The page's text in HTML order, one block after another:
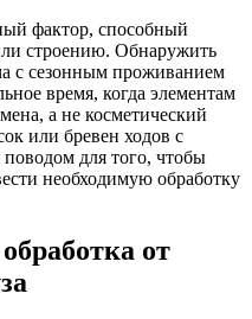
фактор, способный
строению. Обнаружить
с сезонным проживанием
время, когда элементам
а не косметический
или бревен ходов с
для того, чтобы
необходимую обработку
от